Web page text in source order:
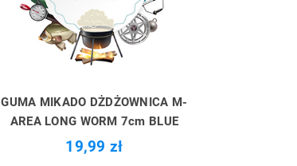
GUMA MIKADO DŻDŻOWNICA M-
AREA LONG WORM 7cm BLUE
19,99 zł